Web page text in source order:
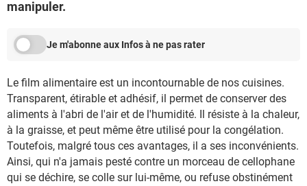
manipuler.
Je m'abonne aux Infos à ne pas rater
Le film alimentaire est un incontournable de nos cuisines.
Transparent, étirable et adhésif, il permet de conserver des
aliments à l'abri de l'air et de l'humidité. Il résiste à la chaleur,
à la graisse, et peut même être utilisé pour la congélation.
Toutefois, malgré tous ces avantages, il a ses inconvénients.
Ainsi, qui n'a jamais pesté contre un morceau de cellophane
qui se déchire, se colle sur lui-même, ou refuse obstinément